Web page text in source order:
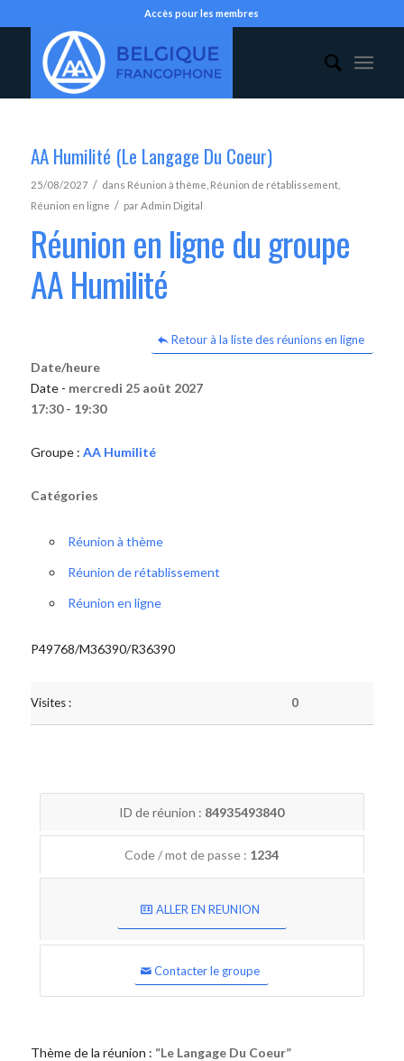
Accès pour les membres
AA Humilité (Le Langage Du Coeur)
25/08/2027 / dans Réunion à thème Réunion de rétablissement,
Réunion en ligne / parAdmin Digital
Réunion en ligne du groupe
AA Humilité
Retour à la liste des réunions en ligne
Date/heure
Date - mercredi 25 août 2027
17:30 - 19:30
Groupe : AA Humilité
Catégories
Réunion à thème
Réunion de rétablissement
Réunion en ligne
P49768/M36390/R36390
Visites : 0
ID de réunion : 84935493840
Code / mot de passe : 1234
ALLER EN REUNION
Contacter le groupe
Thème de la réunion : “Le Langage Du Coeur”